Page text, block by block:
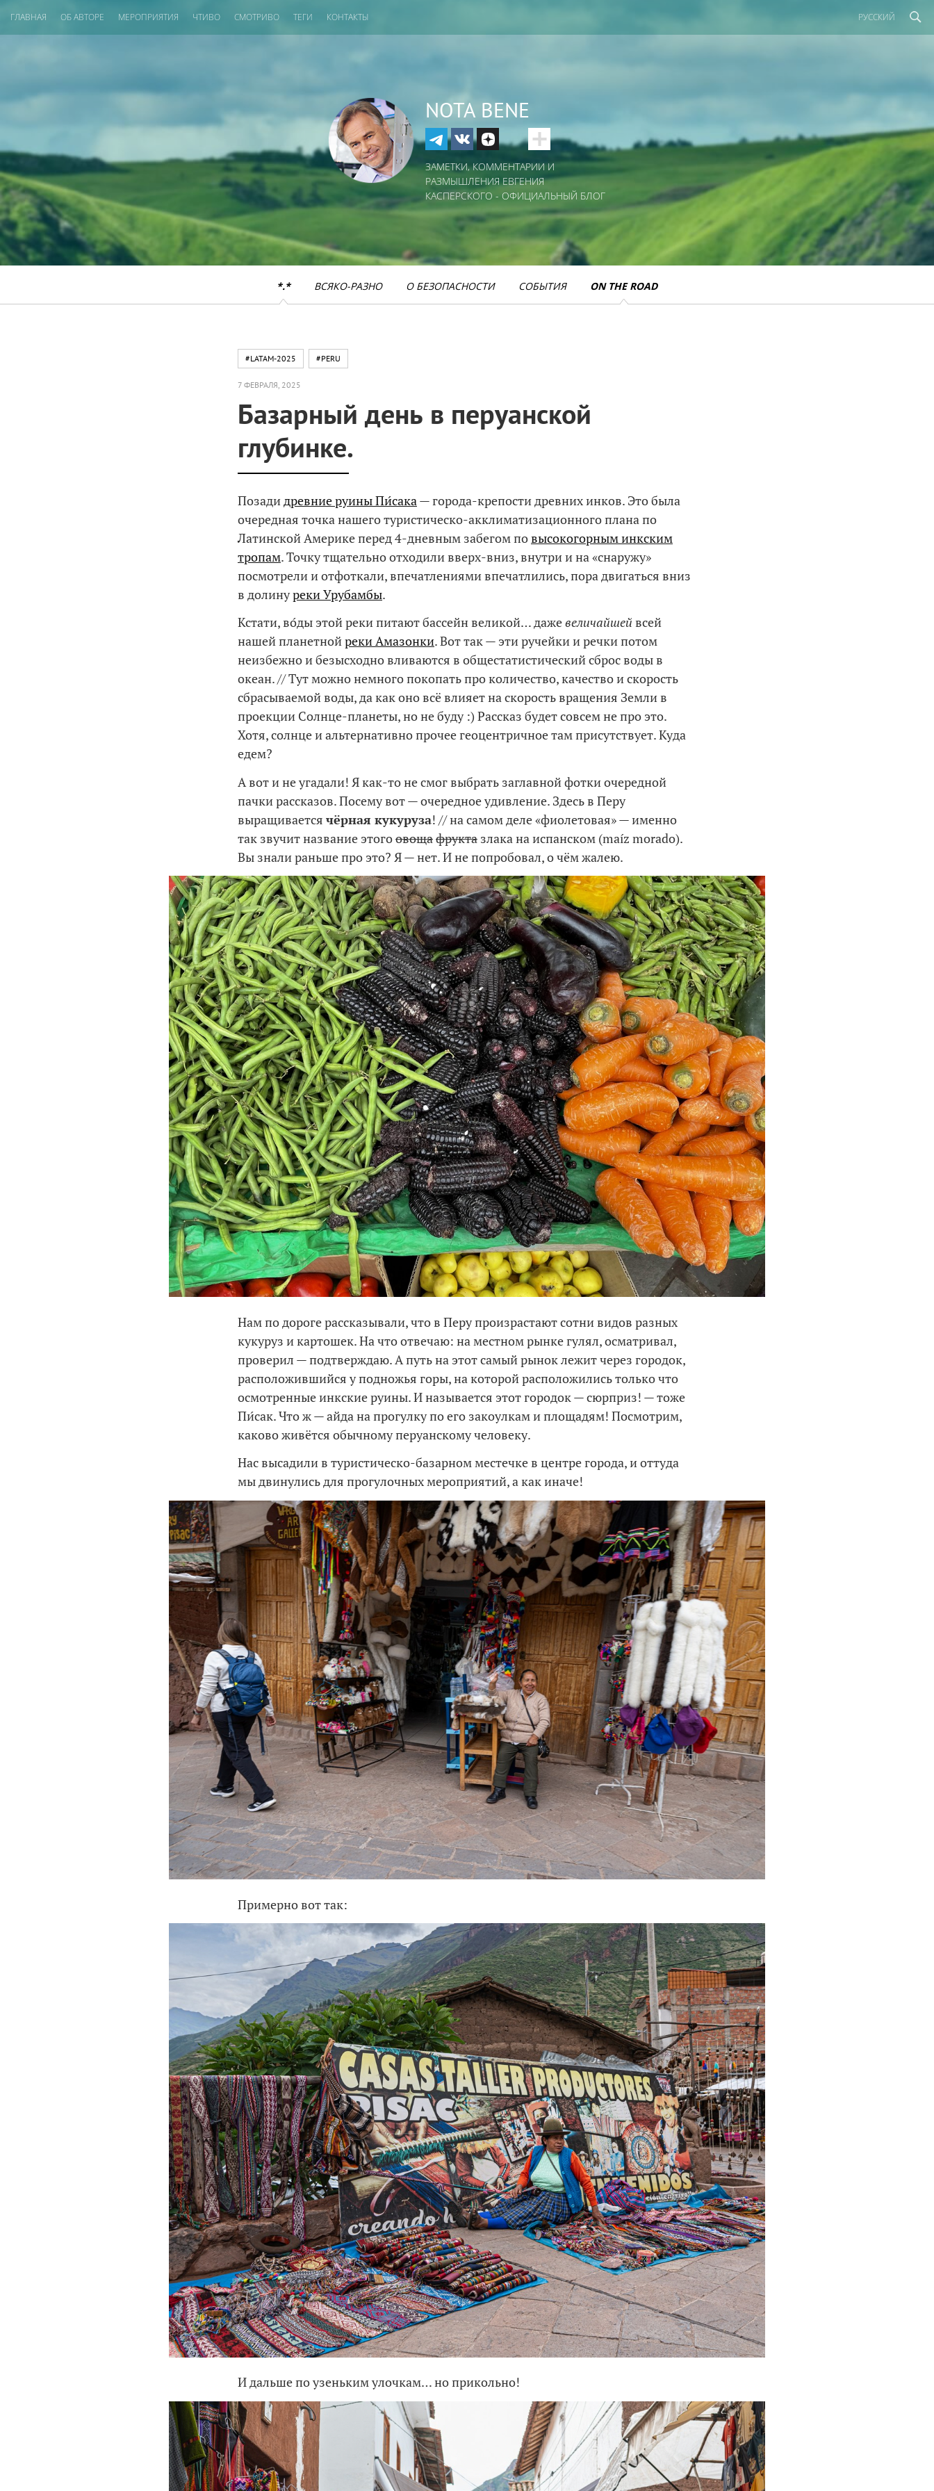
ГЛАВНАЯ ОБ АВТОРЕ МЕРОПРИЯТИЯ ЧТИВО СМОТРИВО ТЕГИ КОНТАКТЫ РУССКИЙ
NOTA BENE
ЗАМЕТКИ, КОММЕНТАРИИ И
РАЗМЫШЛЕНИЯ ЕВГЕНИЯ
КАСПЕРСКОГО - ОФИЦИАЛЬНЫЙ БЛОГ
*.* ВСЯКО-РАЗНО О БЕЗОПАСНОСТИ СОБЫТИЯ ON THE ROAD
#LATAM-2025 #PERU
7 ФЕВРАЛЯ, 2025
Базарный день в перуанской
глубинке.
Позадидревние руины Пи́сака— города-крепости древних инков. Это была
очередная точка нашего туристическо-акклиматизационного плана по
Латинской Америке перед 4-дневным забегом повысокогорным инкским
тропам. Точку тщательно отходили вверх-вниз, внутри и на «снаружу»
посмотрели и отфоткали, впечатлениями впечатлились, пора двигаться вниз
в долинуреки Урубамбы.
Кстати, во́ды этой реки питают бассейн великой… дажевеличайшей всей
нашей планетнойреки Амазонки. Вот так — эти ручейки и речки потом
неизбежно и безысходно вливаются в общестатистический сброс воды в
океан. // Тут можно немного покопать про количество, качество и скорость
сбрасываемой воды, да как оно всё влияет на скорость вращения Земли в
проекции Солнце-планеты, но не буду :) Рассказ будет совсем не про это.
Хотя, солнце и альтернативно прочее геоцентричное там присутствует. Куда
едем?
А вот и не угадали! Я как-то не смог выбрать заглавной фотки очередной
пачки рассказов. Посему вот — очередное удивление. Здесь в Перу
выращивается чёрная кукуруза! // на самом деле «фиолетовая» — именно
так звучит название этогоовощафрукта злака на испанском (maíz morado).
Вы знали раньше про это? Я — нет. И не попробовал, о чём жалею.
Нам по дороге рассказывали, что в Перу произрастают сотни видов разных
кукуруз и картошек. На что отвечаю: на местном рынке гулял, осматривал,
проверил — подтверждаю. А путь на этот самый рынок лежит через городок,
расположившийся у подножья горы, на которой расположились только что
осмотренные инкские руины. И называется этот городок — сюрприз! — тоже
Пи́сак. Что ж — айда на прогулку по его закоулкам и площадям! Посмотрим,
каково живётся обычному перуанскому человеку.
Нас высадили в туристическо-базарном местечке в центре города, и оттуда
мы двинулись для прогулочных мероприятий, а как иначе!
Примерно вот так:
И дальше по узеньким улочкам… но прикольно!